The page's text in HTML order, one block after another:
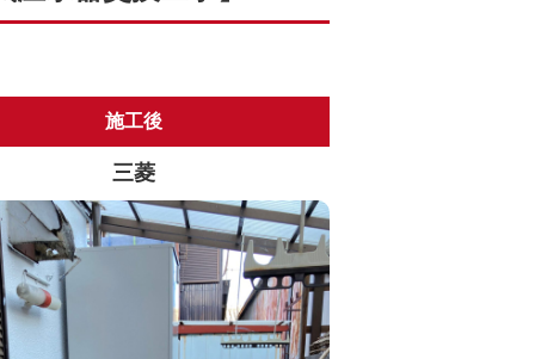
施工後
三菱